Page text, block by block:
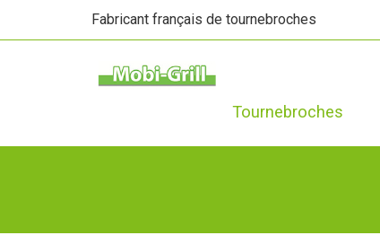
Fabricant français de tournebroches
Tournebroches